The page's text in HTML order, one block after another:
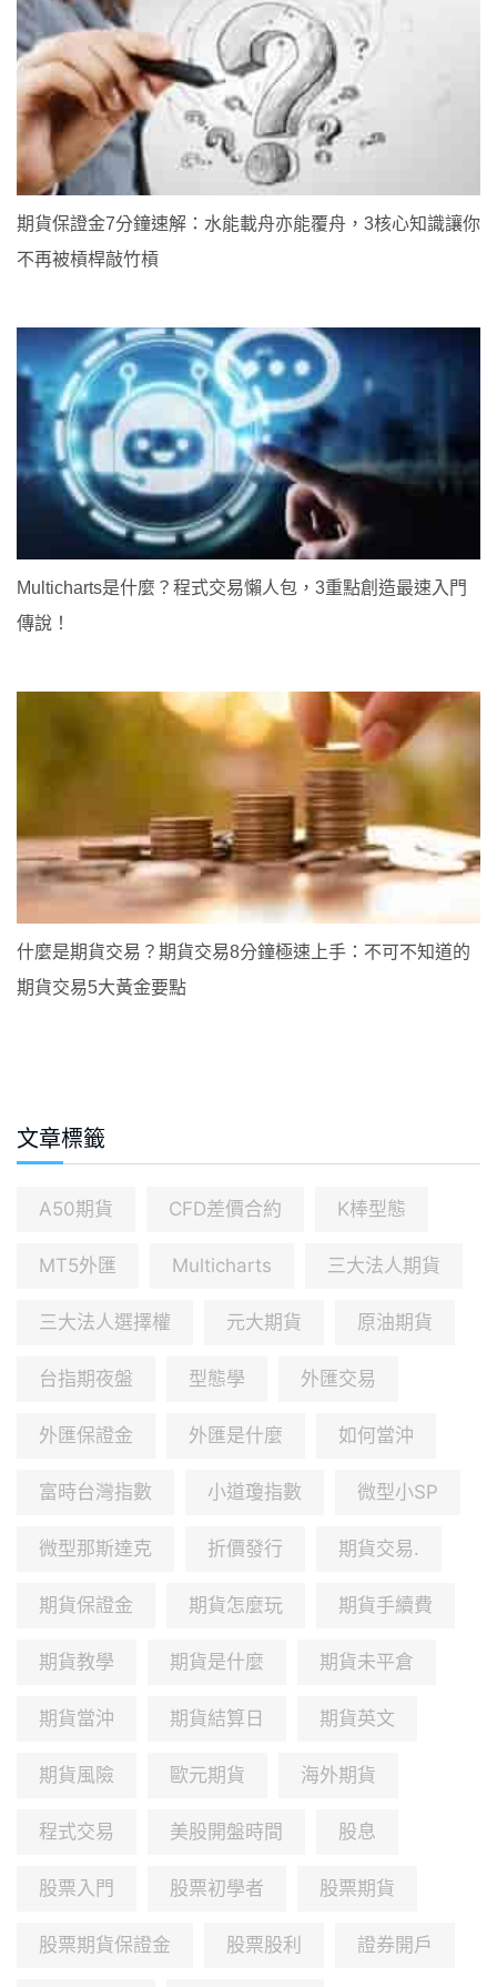
期貨保證金7分鐘速解：水能載舟亦能覆舟，3核心知識讓你
不再被槓桿敲竹槓
Multicharts是什麼？程式交易懶人包，3重點創造最速入門
傳說！
什麼是期貨交易？期貨交易8分鐘極速上手：不可不知道的
期貨交易5大黃金要點
文章標籤
A50期貨 CFD差價合約 K棒型態
MT5外匯 Multicharts 三大法人期貨
三大法人選擇權 元大期貨 原油期貨
台指期夜盤 型態學 外匯交易
外匯保證金 外匯是什麼 如何當沖
富時台灣指數 小道瓊指數 微型小SP
微型那斯達克 折價發行 期貨交易.
期貨保證金 期貨怎麼玩 期貨手續費
期貨教學 期貨是什麼 期貨未平倉
期貨當沖 期貨結算日 期貨英文
期貨風險 歐元期貨 海外期貨
程式交易 美股開盤時間 股息
股票入門 股票初學者 股票期貨
股票期貨保證金 股票股利 證券開戶